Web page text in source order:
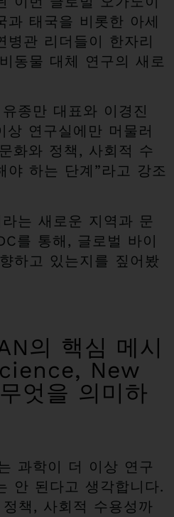
과 태국을 비롯한 아세
병관 리더들이 한자리
동물 대체 연구의 새로
종만 대표와 이경진
상 연구실에만 머물러
화와 정책, 사회적 수
야 하는 단계”라고 강조
는 새로운 지역과 문
를 통해, 글로벌 바이
하고 있는지를 짚어봤
의 핵심 메시
New
엇을 의미하
과학이 더 이상 연구
안 된다고 생각합니다.
책, 사회적 수용성까